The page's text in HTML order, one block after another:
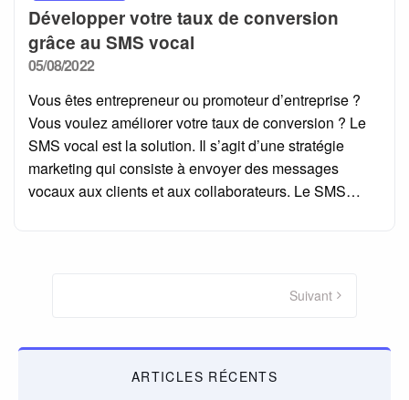
Développer votre taux de conversion
grâce au SMS vocal
Posted
05/08/2022
Vous êtes entrepreneur ou promoteur d’entreprise ?
Vous voulez améliorer votre taux de conversion ? Le
SMS vocal est la solution. Il s’agit d’une stratégie
marketing qui consiste à envoyer des messages
vocaux aux clients et aux collaborateurs. Le SMS…
Suivant
ARTICLES RÉCENTS